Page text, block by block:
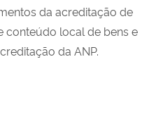
da acreditação de
conteúdo local de bens e
da ANP.